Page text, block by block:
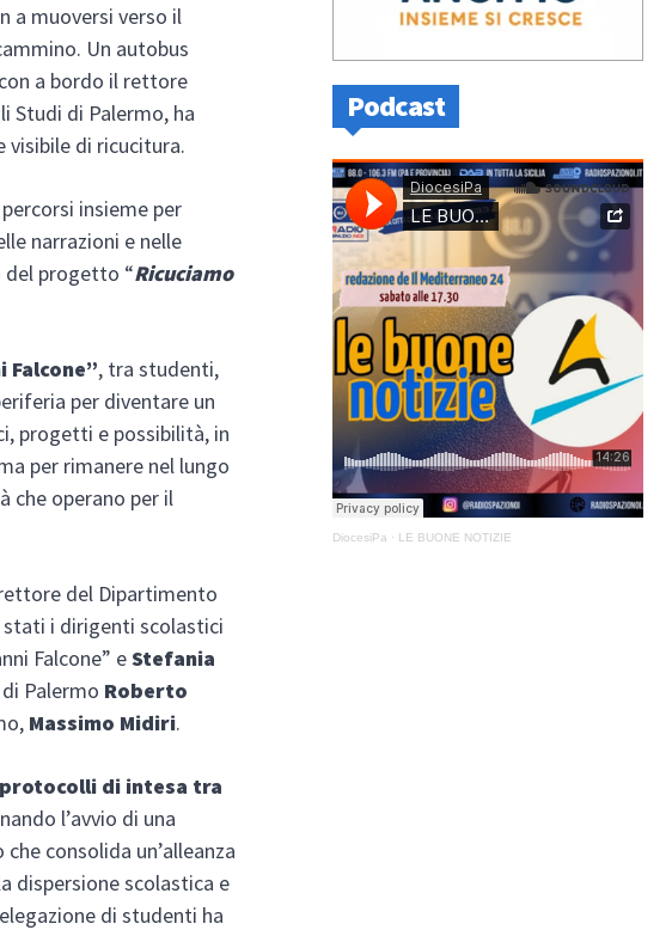
a muoversi verso il
Un autobus
a bordo il rettore
Studi di Palermo, ha
di ricucitura.
insieme per
narrazioni e nelle
del progetto “Ricuciamo
, tra studenti,
per diventare un
progetti e possibilità, in
per rimanere nel lungo
che operano per il
del Dipartimento
stati i dirigenti scolastici
Falcone” eStefania
Palermo Roberto
Massimo Midiri.
di intesa tra
l’avvio di una
consolida un’alleanza
dispersione scolastica e
di studenti ha
Podcast
DiocesiPa · LE BUONE NOTIZIE